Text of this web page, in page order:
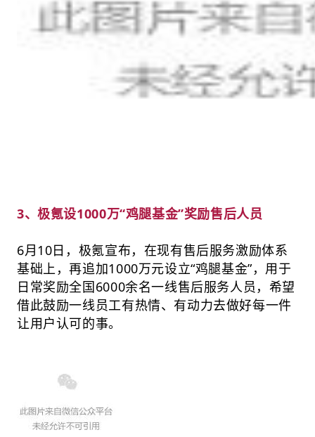
3、极氪设1000万“鸡腿基金”奖励售后人员
6月10日，极氪宣布，在现有售后服务激励体系
基础上，再追加1000万元设立“鸡腿基金”，用于
日常奖励全国6000余名一线售后服务人员，希望
借此鼓励一线员工有热情、有动力去做好每一件
让用户认可的事。